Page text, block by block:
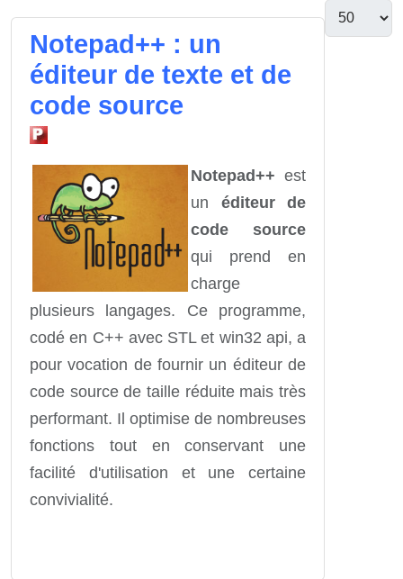
Notepad++ : un
éditeur de texte et de
code source
Notepad++ est
un éditeur de
code source
qui prend en
charge
plusieurs langages. Ce programme,
codé en C++ avec STL et win32 api, a
pour vocation de fournir un éditeur de
code source de taille réduite mais très
performant. Il optimise de nombreuses
fonctions tout en conservant une
facilité d'utilisation et une certaine
convivialité.